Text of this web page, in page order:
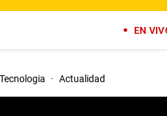
EN
Tecnologia · Actualidad